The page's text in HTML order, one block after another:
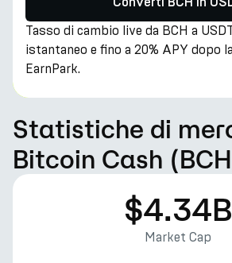
Tasso di cambio live da BCH a
istantaneo e fino a 20% APY dopo
EarnPark.
Statistiche di
Bitcoin Cash
$4.34B
Market Cap